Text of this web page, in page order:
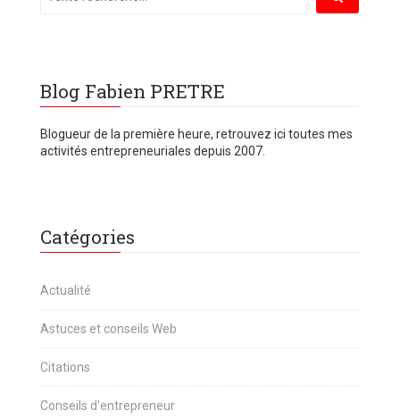
Blog Fabien PRETRE
Blogueur de la première heure, retrouvez ici toutes mes
activités entrepreneuriales depuis 2007.
Catégories
Actualité
Astuces et conseils Web
Citations
Conseils d'entrepreneur